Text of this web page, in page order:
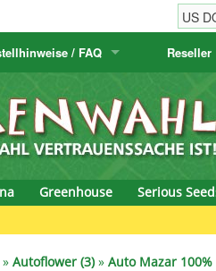
Company Positronics
Prana Medical
Ripper Seeds
/ FAQ Reseller
E-MAIL
PASSWORT
Greenhouse Serious
» Autoflower (3)» Auto Mazar 100%